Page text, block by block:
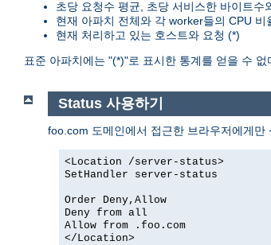
초당 요청수 평균, 초당 서비스한 바이트수
현재 아파치 전체와 각 worker들의 CPU 비
현재 처리하고 있는 호스트와 요청 (*)
표준 아파치에는 "(*)"로 표시한 통계를 얻을 수
Status 사용하기
foo.com 도메인에서 접근한 브라우저에게만
<Location /server-status>
SetHandler server-status
Order Deny,Allow
Deny from all
Allow from .foo.com
</Location>